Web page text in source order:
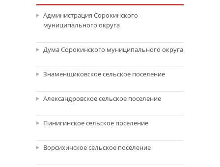
Администрация Сорокинского
муниципального округа
Дума Сорокинского муниципального округа
Знаменщиковское сельское поселение
Александровское сельское поселение
Пинигинское сельское поселение
Ворсихинское сельское поселение